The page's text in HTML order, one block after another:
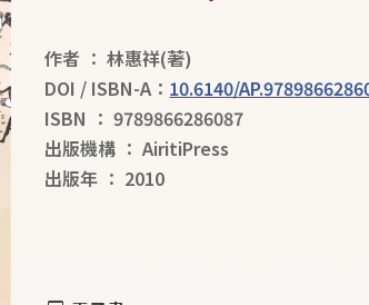
作者 ： 林惠祥(著)
DOI / ISBN-A： 10.6140/
ISBN ： 9789866286087
出版機構 ： AiritiPress
出版年 ： 2010